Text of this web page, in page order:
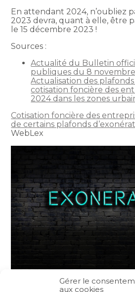
Gérer le
aux cookies
En attendant 2024, n’oubliez
2023 devra, quant à elle, être
le 15 décembre 2023 !
Sources :
Actualité du Bulletin
publiques du 8 novembre
Actualisation des
cotisation foncière des
2024 dans les zones
Cotisation foncière des
de certains plafonds
WebLex